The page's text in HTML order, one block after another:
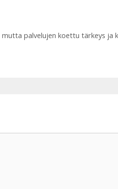
palvelujen koettu tärkeys ja